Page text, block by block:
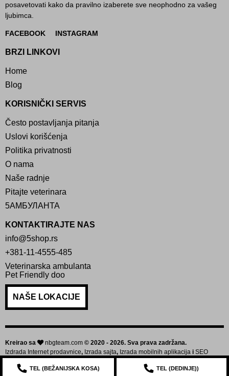
posavetovati kako da pravilno izaberete sve neophodno za vašeg
ljubimca.
FACEBOOK INSTAGRAM
BRZI LINKOVI
Home
Blog
KORISNIČKI SERVIS
Često postavljanja pitanja
Uslovi korišćenja
Politika privatnosti
O nama
Naše radnje
Pitajte veterinara
5АМБУЛАНТА
KONTAKTIRAJTE NAS
info@5shop.rs
+381-11-4555-485
Veterinarska ambulanta
Pet Friendly doo
NAŠE LOKACIJE
Kreirao sa nbgteam.com © 2020 - 2026. Sva prava zadržana.
Izdrada Internet prodavnice, Izrada sajta, Izrada mobilnih aplikacija i SEO
TEL (BEŽANIJSKA KOSA) TEL (DEDINJE))